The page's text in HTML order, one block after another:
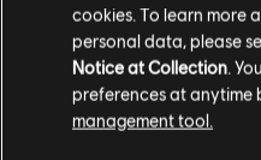
cookies. To learn more
personal data, please
Notice at Collection.
preferences at anytime
management tool.